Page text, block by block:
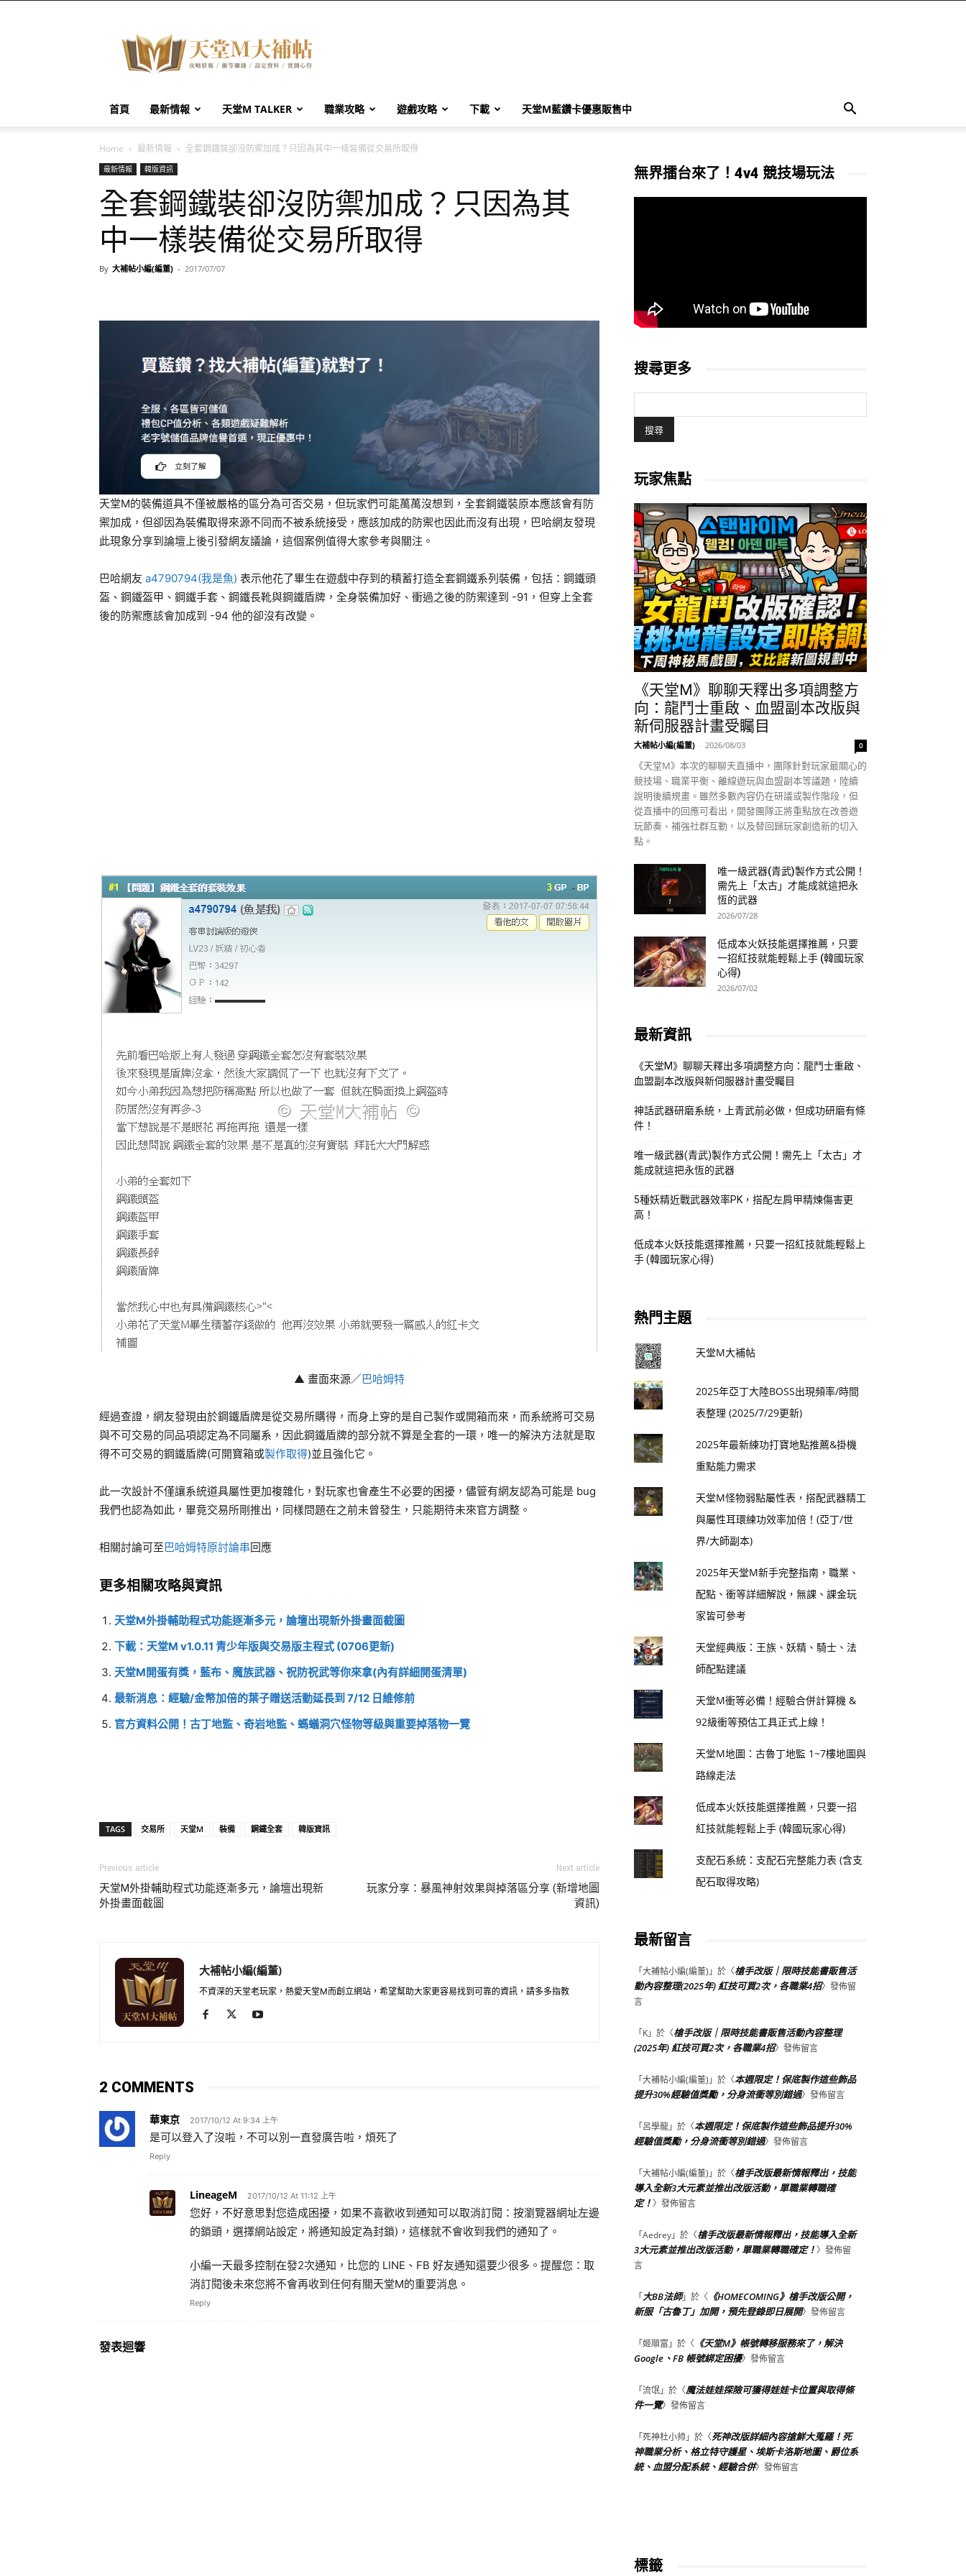
堂
M
大
帖
首頁 最新情報 天堂M TALKER 職業攻略 遊戲攻略 下載 天堂M藍鑽卡優惠販售中
Home 最新情報 全套鋼鐵裝卻沒防禦加成？只因為其中一樣裝備從交易所取得
最新情報 韓版資訊
全套鋼鐵裝卻沒防禦加成？只因為其
中一樣裝備從交易所取得
By 大補帖小編(編董) - 2017/07/07
天堂M的裝備道具不僅被嚴格的區分為可否交易，但玩家們可能萬萬沒想到，全套鋼鐵裝原本應該會有防
禦加成，但卻因為裝備取得來源不同而不被系統接受，應該加成的防禦也因此而沒有出現，巴哈網友發現
此現象分享到論壇上後引發網友議論，這個案例值得大家參考與關注。
巴哈網友 a4790794(我是魚) 表示他花了畢生在遊戲中存到的積蓄打造全套鋼鐵系列裝備，包括：鋼鐵頭
盔、鋼鐵盔甲、鋼鐵手套、鋼鐵長靴與鋼鐵盾牌，全身裝備加好、衝過之後的防禦達到 -91，但穿上全套
後的防禦應該會加成到 -94 他的卻沒有改變。
▲ 畫面來源／巴哈姆特
經過查證，網友發現由於鋼鐵盾牌是從交易所購得，而身上穿的是自己製作或開箱而來，而系統將可交易
與不可交易的同品項認定為不同屬系，因此鋼鐵盾牌的部分就不算是全套的一環，唯一的解決方法就是取
得不可交易的鋼鐵盾牌(可開寶箱或製作取得)並且強化它。
此一次設計不僅讓系統道具屬性更加複雜化，對玩家也會產生不必要的困擾，儘管有網友認為可能是 bug
我們也認為如此，畢竟交易所剛推出，同樣問題在之前未曾發生，只能期待未來官方調整。
相關討論可至巴哈姆特原討論串回應
更多相關攻略與資訊
天堂M外掛輔助程式功能逐漸多元，論壇出現新外掛畫面截圖
下載：天堂M v1.0.11 青少年版與交易版主程式 (0706更新)
天堂M開蛋有獎，藍布、魔族武器、祝防祝武等你來拿(內有詳細開蛋清單)
最新消息：經驗/金幣加倍的葉子贈送活動延長到 7/12 日維修前
官方資料公開！古丁地監、奇岩地監、螞蟻洞穴怪物等級與重要掉落物一覽
TAGS 交易所 天堂M 裝備 鋼鐵全套 韓版資訊
Previous article
天堂M外掛輔助程式功能逐漸多元，論壇出現新
外掛畫面截圖
Next article
玩家分享：暴風神射效果與掉落區分享 (新增地圖
資訊)
大補帖小編(編董)
不資深的天堂老玩家，熱愛天堂M而創立網站，希望幫助大家更容易找到可靠的資訊，請多多指教
2 COMMENTS
華東京 2017/10/12 At 9:34 上午
是可以登入了沒啦，不可以別一直發廣告啦，煩死了
Reply
LineageM 2017/10/12 At 11:12 上午
您好，不好意思對您造成困擾，如果不喜歡收到通知可以取消訂閱：按瀏覽器網址左邊
的鎖頭，選擇網站設定，將通知設定為封鎖)，這樣就不會收到我們的通知了。
小編一天最多控制在發2次通知，比您的 LINE、FB 好友通知還要少很多。提醒您：取
消訂閱後未來您將不會再收到任何有關天堂M的重要消息。
Reply
發表迴響
無界擂台來了！4v4 競技場玩法
搜尋更多
玩家焦點
《天堂M》聊聊天釋出多項調整方
向：龍鬥士重啟、血盟副本改版與
新伺服器計畫受矚目
大補帖小編(編董) - 2026/08/03 0
《天堂M》本次的聊聊天直播中，團隊針對玩家最關心的
競技場、職業平衡、離線遊玩與血盟副本等議題，陸續
說明後續規畫。雖然多數內容仍在研議或製作階段，但
從直播中的回應可看出，開發團隊正將重點放在改善遊
玩節奏、補強社群互動，以及替回歸玩家創造新的切入
點。
唯一級武器(青武)製作方式公開！
需先上「太古」才能成就這把永
恆的武器
2026/07/28
低成本火妖技能選擇推薦，只要
一招紅技就能輕鬆上手 (韓國玩家
心得)
2026/07/02
最新資訊
《天堂M》聊聊天釋出多項調整方向：龍鬥士重啟、
血盟副本改版與新伺服器計畫受矚目
神話武器研磨系統，上青武前必做，但成功研磨有條
件！
唯一級武器(青武)製作方式公開！需先上「太古」才
能成就這把永恆的武器
5種妖精近戰武器效率PK，搭配左肩甲精煉傷害更
高！
低成本火妖技能選擇推薦，只要一招紅技就能輕鬆上
手 (韓國玩家心得)
熱門主題
天堂M大補帖
2025年亞丁大陸BOSS出現頻率/時間
表整理 (2025/7/29更新)
2025年最新練功打寶地點推薦&掛機
重點能力需求
天堂M怪物弱點屬性表，搭配武器精工
與屬性耳環練功效率加倍！(亞丁/世
界/大師副本)
2025年天堂M新手完整指南，職業、
配點、衝等詳細解說，無課、課金玩
家皆可參考
天堂經典版：王族、妖精、騎士、法
師配點建議
天堂M衝等必備！經驗合併計算機 &
92級衝等預估工具正式上線！
天堂M地圖：古魯丁地監 1~7樓地圖與
路線走法
低成本火妖技能選擇推薦，只要一招
紅技就能輕鬆上手 (韓國玩家心得)
支配石系統：支配石完整能力表 (含支
配石取得攻略)
最新留言
「大補帖小編(編董) 」於〈槍手改版｜限時技能書販售活
動內容整理(2025年) 紅技可買2次，各職業4招〉發佈留
言
「K」於〈槍手改版｜限時技能書販售活動內容整理
(2025年) 紅技可買2次，各職業4招〉發佈留言
「大補帖小編(編董) 」於〈本週限定！保底製作這些飾品
提升30%經驗值獎勵，分身流衝等別錯過〉發佈留言
「呂學龍」於〈本週限定！保底製作這些飾品提升30%
經驗值獎勵，分身流衝等別錯過〉發佈留言
「大補帖小編(編董) 」於〈槍手改版最新情報釋出，技能
導入全新3大元素並推出改版活動，單職業轉職確
定！〉發佈留言
「Aedrey」於〈槍手改版最新情報釋出，技能導入全新
3大元素並推出改版活動，單職業轉職確定！〉發佈留
言
「大BB法師」於〈 《HOMECOMING》槍手改版公開，
新服「古魯丁」加開，預先登錄即日展開〉發佈留言
「姬順富 」於〈 《天堂M》帳號轉移服務來了，解決
Google、FB 帳號綁定困擾〉發佈留言
「流氓」於〈魔法娃娃探險可獲得娃娃卡位置與取得條
件一覽〉發佈留言
「死神杜小帅 」於〈死神改版詳細內容搶鮮大蒐羅！死
神職業分析、格立特守護星、埃斯卡洛斯地圖、爵位系
統、血盟分配系統、經驗合併〉發佈留言
標籤